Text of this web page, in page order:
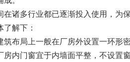
多行业都已逐渐投入使用，为
解下：
局上一般在厂房外设置一环形
房内门窗宜于内墙面平整，不设置